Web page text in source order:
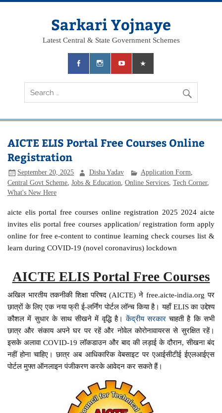
Skip
Sarkari Yojnaye
Latest Central & State Government Schemes
AICTE ELIS Portal Free Courses Online
Registration
September 20, 2025 Disha Yadav Application Form
Central Govt Scheme ,Jobs & Education ,Online Services ,Tech Corner,
What's New Here
aicte elis portal free courses online registration 2025 2024 aicte
invites elis portal free courses application/ registration form apply
online for free e-content to continue learning check courses list &
learn during COVID-19 (novel coronavirus) lockdown
AICTE ELIS Portal Free Courses
अखिल भारतीय तकनीकी शिक्षा परिषद (AICTE) ने free.aicte-india.org पर
छात्रों के लिए एक नया फ्री ई-लर्निंग पोर्टल लॉन्च किया है। यहाँ ELIS का उद्देश्य
कौशल में सुधार के साथ सीखने में वृद्धि है।केंद्रीय सरकार चाहती है कि सभी
छात्र और संकाय अपने घर पर रहें और नोवेल कोरोनावायरस से सुरक्षित रहें।
इसके अलावा COVID-19 लॉकडाउन और बाद की लड़ाई के दौरान, सीखना बंद
नहीं होना चाहिए। छात्र अब आधिकारिक वेबसाइट पर एआईसीटीई ईएलआईएस
पोर्टल मुफ्त ऑनलाइन पंजीकरण करके आवेदन कर सकते हैं।